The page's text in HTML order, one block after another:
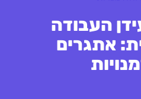
העבודה
אתגרים